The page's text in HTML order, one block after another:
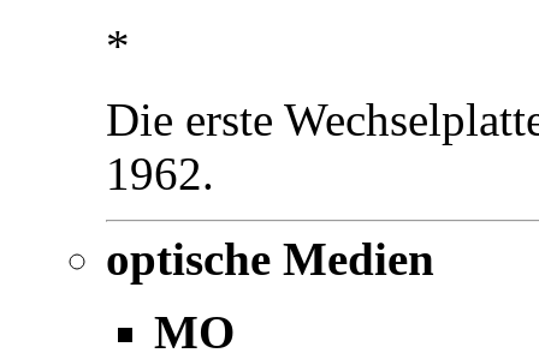
*
Die erste
1962.
optische Medien
MO